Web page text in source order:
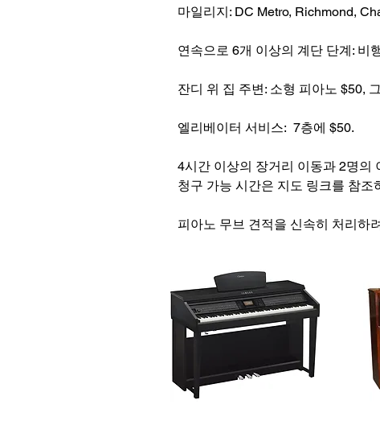
마일리지: DC Metro, Richmond,
연속으로 6개 이상의 계단 단계: 비
잔디 위 집 주변: 소형 피아노 $50,
엘리베이터 서비스: 7층에 $50.
4시간 이상의 장거리 이동과 2명의
청구 가능 시간은 지도 링크를 참조
피아노 무브 견적을 신속히 처리하